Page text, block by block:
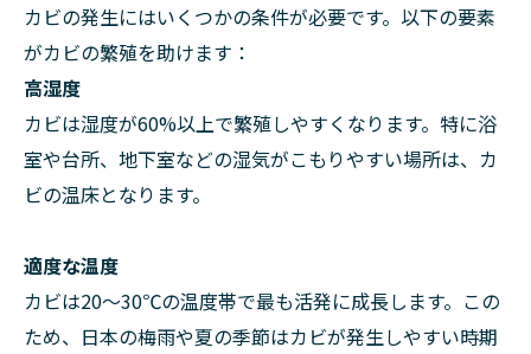
カビの発生にはいくつかの条件が必要です。以下の要素
がカビの繁殖を助けます：
高湿度
カビは湿度が60%以上で繁殖しやすくなります。特に浴
室や台所、地下室などの湿気がこもりやすい場所は、カ
ビの温床となります。
適度な温度
カビは20〜30℃の温度帯で最も活発に成長します。この
ため、日本の梅雨や夏の季節はカビが発生しやすい時期